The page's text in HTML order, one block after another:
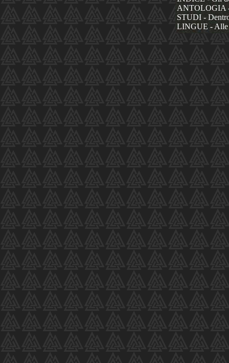
ANTOLOGIA
STUDI -
LINGUE - Alle